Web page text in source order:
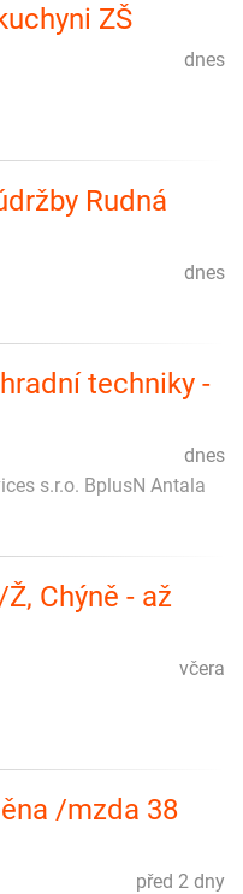
ZŠ
dnes
Rudná
dnes
techniky -
dnes
s.r.o. BplusN Antala
Chýně - až
včera
/mzda 38
před 2 dny